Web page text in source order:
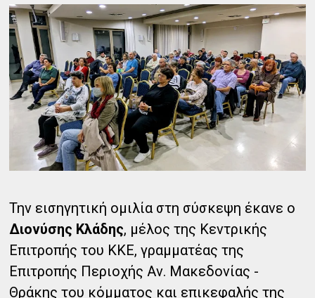
Την εισηγητική ομιλία στη σύσκεψη έκανε ο
Διονύσης Κλάδης, μέλος της Κεντρικής
Επιτροπής του ΚΚΕ, γραμματέας της
Επιτροπής Περιοχής Αν. Μακεδονίας -
Θράκης του κόμματος και επικεφαλής της